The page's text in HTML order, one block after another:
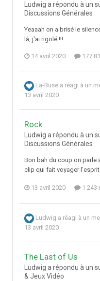
Ludwig a répondu à un
Discussions Générales
Yeaaah on a brisé le
là, j'ai rigolé !!!
14 avril 2020 177
La-Buse a réagi à un
13 avril 2020
Rock
Ludwig a répondu à un
Discussions Générales
Bon bah du coup on parle
clip qui fait voyager
13 avril 2020 1 243
Ludwig a réagi à un
13 avril 2020
The Last of Us
Ludwig a répondu à un
& Jeux Vidéo